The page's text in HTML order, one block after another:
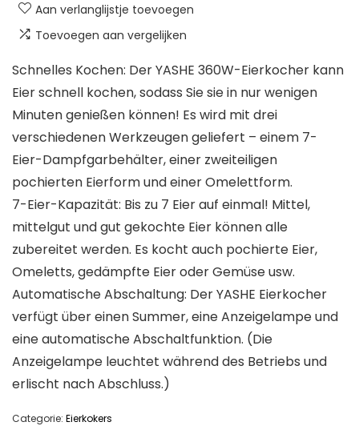
Aan verlanglijstje toevoegen
Toevoegen aan vergelijken
Schnelles Kochen: Der YASHE 360W-Eierkocher kann
Eier schnell kochen, sodass Sie sie in nur wenigen
Minuten genießen können! Es wird mit drei
verschiedenen Werkzeugen geliefert – einem 7-
Eier-Dampfgarbehälter, einer zweiteiligen
pochierten Eierform und einer Omelettform.
7-Eier-Kapazität: Bis zu 7 Eier auf einmal! Mittel,
mittelgut und gut gekochte Eier können alle
zubereitet werden. Es kocht auch pochierte Eier,
Omeletts, gedämpfte Eier oder Gemüse usw.
Automatische Abschaltung: Der YASHE Eierkocher
verfügt über einen Summer, eine Anzeigelampe und
eine automatische Abschaltfunktion. (Die
Anzeigelampe leuchtet während des Betriebs und
erlischt nach Abschluss.)
Categorie: Eierkokers